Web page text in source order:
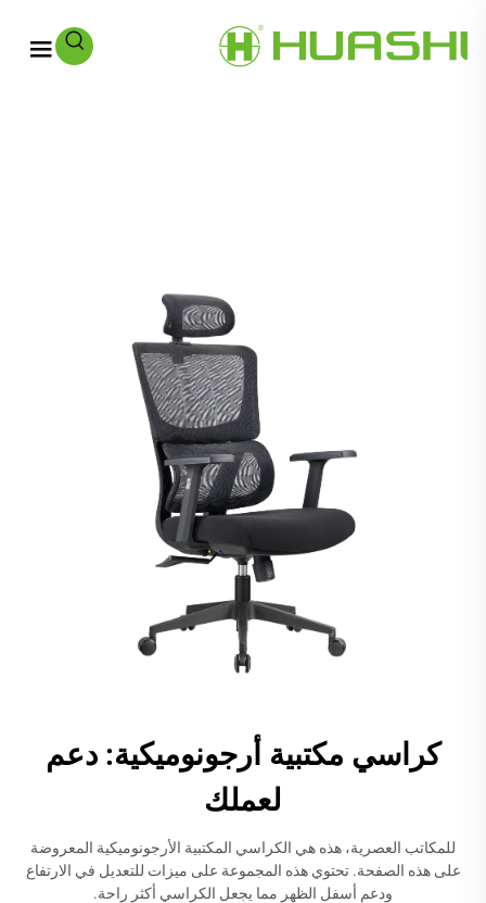
كراسي مكتبية أرجونوميكية: دعم
لعملك
للمكاتب العصرية، هذه هي الكراسي المكتبية الأرجونوميكية المعروضة
على هذه الصفحة. تحتوي هذه المجموعة على ميزات للتعديل في الارتفاع
ودعم أسفل الظهر مما يجعل الكراسي أكثر راحة.